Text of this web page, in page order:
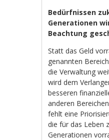
Bedürfnissen
Generationen
Beachtung
Statt das Geld
genannten
die Verwaltung
wird dem
besseren
anderen
fehlt eine
die für das Leben
Generationen